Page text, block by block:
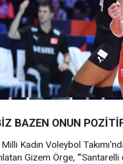
BAZEN ONUN
Kadın Voleybol
Gizem Örge,